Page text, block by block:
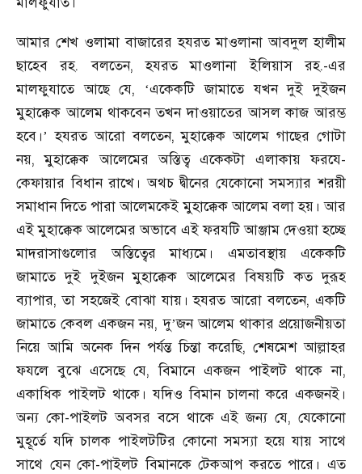
আমার শেখ ওলামা বাজারের হযরত মাওলানা আবদুল হালীম
ছাহেব রহ. বলতেন, হযরত মাওলানা ইলিয়াস রহ.-এর
মালফুযাতে আছে যে,
‘একেকটি জামাতে যখন দুই দুইজন
মুহাক্কেক আলেম থাকবেন তখন দাওয়াতের আসল কাজ আরম্ভ
হবে।’ হযরত আরো বলতেন, মুহাক্কেক আলেম গাছের গোটা
নয়, মুহাক্কেক আলেমের অস্তিত্ব একেকটা এলাকায় ফরযে-
কেফায়ার বিধান রাখে। অথচ দ্বীনের যেকোনো সমস্যার শরয়ী
সমাধান দিতে পারা আলেমকেই মুহাক্কেক আলেম বলা হয়। আর
এই মুহাক্কেক আলেমের অভাবে এই ফরযটি আঞ্জাম দেওয়া হচ্ছে
মাদরাসাগুলোর অস্তিত্বের মাধ্যমে। এমতাবস্থায় একেকটি
জামাতে দুই দুইজন মুহাক্কেক আলেমের বিষয়টি কত দুরূহ
ব্যাপার, তা সহজেই বোঝা যায়। হযরত আরো বলতেন, একটি
জামাতে কেবল একজন নয়, দু’জন আলেম থাকার প্রয়োজনীয়তা
নিয়ে আমি অনেক দিন পর্যন্ত চিন্তা করেছি, শেষমেশ আল্লাহর
ফযলে বুঝে এসেছে যে, বিমানে একজন পাইলট থাকে না,
একাধিক পাইলট থাকে। যদিও বিমান চালনা করে একজনই।
অন্য কো-পাইলট অবসর বসে থাকে এই জন্য যে, যেকোনো
মুহূর্তে যদি চালক পাইলটটির কোনো সমস্যা হয়ে যায় সাথে
সাথে যেন কো-পাইলট বিমানকে টেকআপ করতে পারে। এত